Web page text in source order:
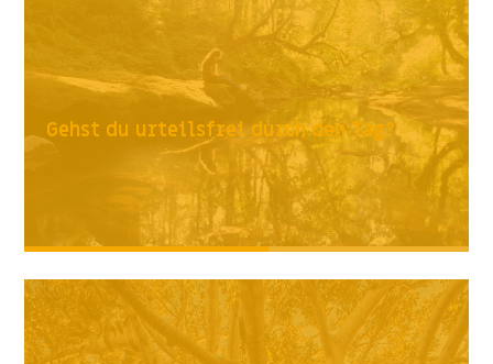
Gehst du urteilsfrei durch den Tag?